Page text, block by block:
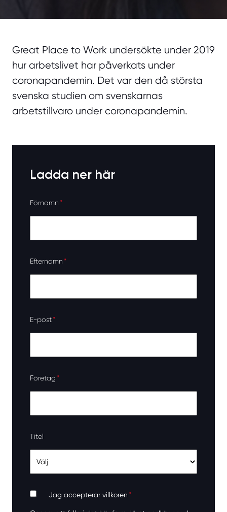
Great Place to Work undersökte under 2019
hur arbetslivet har påverkats under
coronapandemin. Det var den då största
svenska studien om svenskarnas
arbetstillvaro under coronapandemin.
Ladda ner här
Förnamn *
Efternamn *
E-post*
Företag *
Titel
Jag accepterar villkoren *